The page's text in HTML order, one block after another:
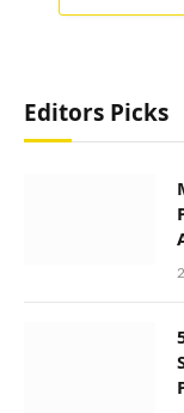
Editors Picks